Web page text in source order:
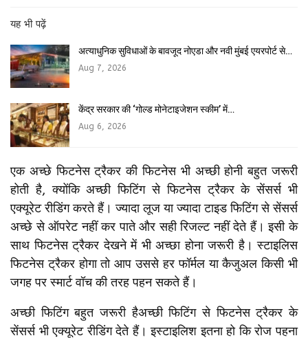
यह भी पढ़ें
अत्याधुनिक सुविधाओं के बावजूद नोएडा और नवी मुंबई एयरपोर्ट से…
Aug 7, 2026
केंद्र सरकार की ‘गोल्ड मोनेटाइजेशन स्कीम’ में…
Aug 6, 2026
एक अच्छे फिटनेस ट्रैकर की फिटनेस भी अच्छी होनी बहुत जरूरी
होती है, क्योंकि अच्छी फिटिंग से फिटनेस ट्रैकर के सेंसर्स भी
एक्यूरेट रीडिंग करते हैं। ज्यादा लूज या ज्यादा टाइड फिटिंग से सेंसर्स
अच्छे से ऑपरेट नहीं कर पाते और सही रिजल्ट नहीं देते हैं। इसी के
साथ फिटनेस ट्रैकर देखने में भी अच्छा होना जरूरी है। स्टाइलिस
फिटनेस ट्रैकर होगा तो आप उससे हर फॉर्मल या कैजुअल किसी भी
जगह पर स्मार्ट वॉच की तरह पहन सकते हैं।
अच्छी फिटिंग बहुत जरूरी हैअच्छी फिटिंग से फिटनेस ट्रैकर के
सेंसर्स भी एक्यूरेट रीडिंग देते हैं। इस्टाइलिश इतना हो कि रोज पहना